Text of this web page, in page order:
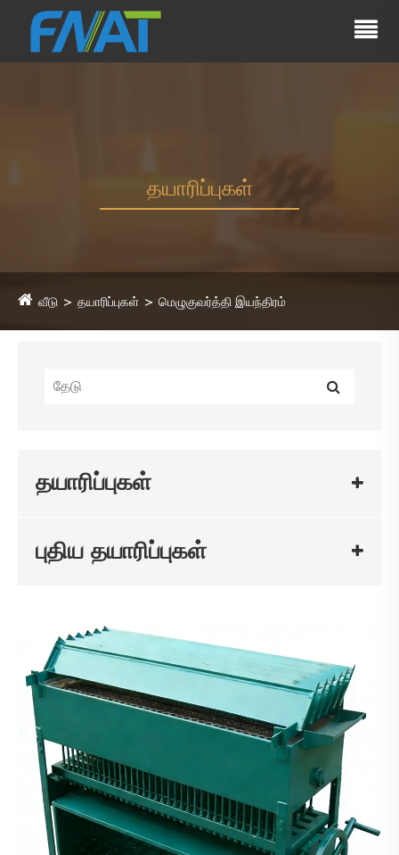
தயாரிப்புகள்
வீடு தயாரிப்புகள் மெழுகுவர்த்தி இயந்திரம்
தயாரிப்புகள்
புதிய தயாரிப்புகள்